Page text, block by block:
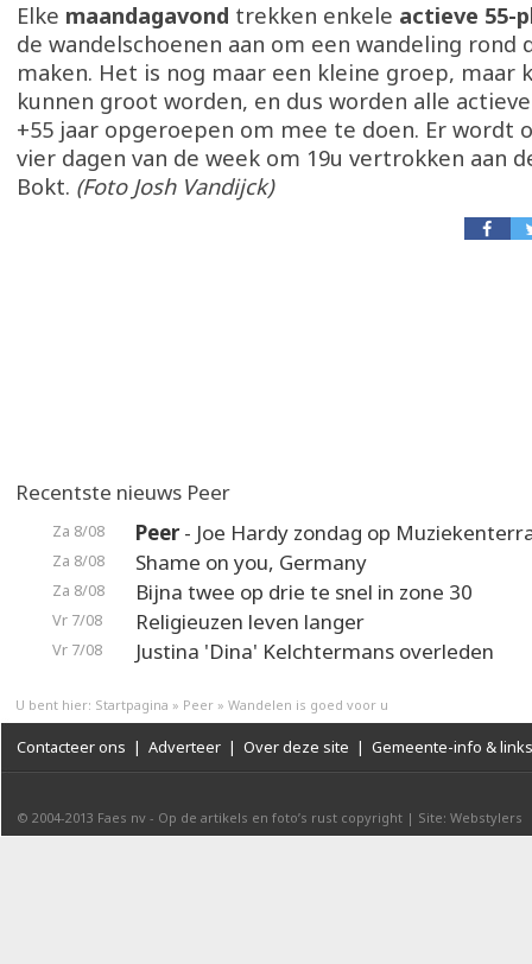
Elke maandagavond trekken enkele actieve 55-
de wandelschoenen aan om een wandeling rond
maken. Het is nog maar een kleine groep, maar
kunnen groot worden, en dus worden alle
+55 jaar opgeroepen om mee te doen. Er wordt
vier dagen van de week om 19u vertrokken aan
Bokt. (Foto Josh Vandijck)
Recentste nieuws Peer
Za 8/08 Peer- Joe Hardy zondag op
Za 8/08 Shame on you, Germany
Za 8/08 Bijna twee op drie te snel in zone 30
Vr 7/08 Religieuzen leven langer
Vr 7/08 Justina 'Dina' Kelchtermans overleden
U bent hier: Startpagina » Peer » Wandelen is goed voor u
Contacteer ons | Adverteer | Over deze site | Gemeente-info & links
© 2004-2013 Faes nv - Op de artikels en foto’s rust copyright | Site: Webstylers